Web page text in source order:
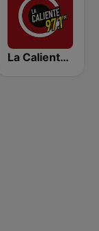
La Caliente FM 97.1 | Nuevo Laredo